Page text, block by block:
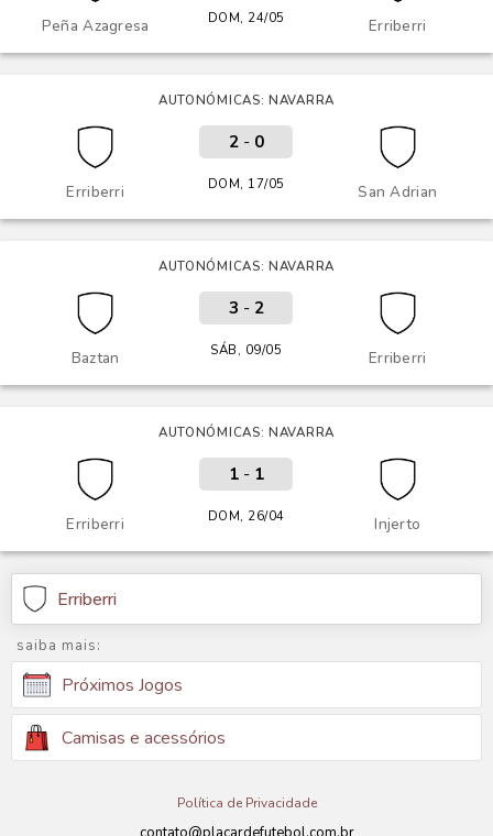
Peña Azagresa Erriberri
DOM, 24/05
AUTONÓMICAS: NAVARRA
Erriberri San Adrian
2- 0
DOM, 17/05
AUTONÓMICAS: NAVARRA
Baztan Erriberri
3 - 2
SÁB, 09/05
AUTONÓMICAS: NAVARRA
Erriberri Injerto
1- 1
DOM, 26/04
Erriberri
saiba mais:
Próximos Jogos
Camisas e acessórios
Política de Privacidade